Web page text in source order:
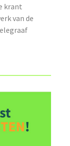
krant
van de